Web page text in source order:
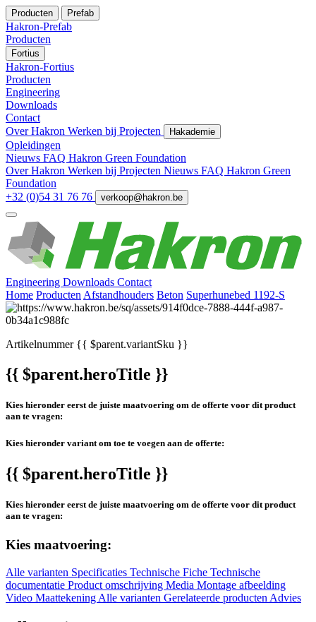
Producten Prefab
Hakron-Prefab
Producten
Fortius
Hakron-Fortius
Producten
Engineering
Downloads
Contact
Over Hakron Werken bij Projecten Hakademie
Opleidingen
Nieuws FAQ Hakron Green Foundation
Over Hakron Werken bij Projecten Nieuws FAQ Hakron Green
Foundation
+32 (0)54 31 76 76
verkoop@hakron.be
Engineering Downloads Contact
Home Producten Afstandhouders Beton Superhunebed 1192-S
Artikelnummer{{ $parent.variantSku }}
{{ $parent.heroTitle }}
Kies hieronder eerst de juiste maatvoering om de offerte voor dit product
aan te vragen:
Kies hieronder variant om toe te voegen aan de offerte:
{{ $parent.heroTitle }}
Kies hieronder eerst de juiste maatvoering om de offerte voor dit product
aan te vragen:
Kies maatvoering:
Alle varianten Specificaties Technische Fiche Technische
documentatie Product omschrijving Media Montage afbeelding
Video Maattekening Alle varianten Gerelateerde producten Advies